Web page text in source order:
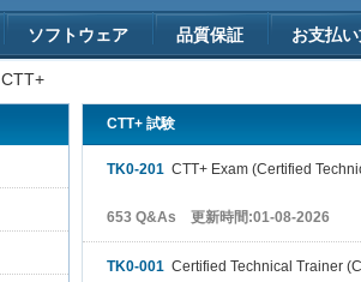
ソフトウェア 品質保証 お支払
CTT+
CTT+ 試験
TK0-201 CTT+ Exam (Certified
653 Q&As 更新時間:01-08-2026
TK0-001 Certified Technical Trainer